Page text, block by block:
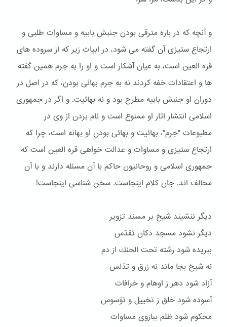
و آنچه که در باره مترقی بودن جنبش بابیه و مساوات طلبی و
ارتجاع ستیزی آن گفته می شود، در ابیات زیر که از سروده های
قره العین است، به عیان آشکار است و او را به جرم همین گفته
ها و اعتقادات خفه کردند نه به جرم بهائی بودن، که در اصل در
دوران او جنبش بابیه مطرح بود و نه بهائیت. و اگر در جمهوری
اسلامی انتشار اثار او ممنوع است و نام بردن از وی در
مطبوعات "جرم"، بهائیت و بهائی بودن او بهانه است، چرا که
ارتجاع ستیزی و مساوات و عدالت خواهی قره العین است که
جمهوری اسلامی و روحانیون حاکم با آن مسئله دارند و با آن
مخالف اند. جان کلام اینجاست. سخن شناسی اینجاست!
دیگر ننشیند شیخ بر مسند تزویر
دیگر نشود مسجد دكان تقدّس
ببریده شود رشته تحت الحنك از دم
نه شیخ بجا ماند نه زرق و تدّلس
آزاد شود دهر ز اوهام و خرافات
آسوده شود خلق ز تخییل و توّسوس
محكوم شود ظلم ببازوی مساوات